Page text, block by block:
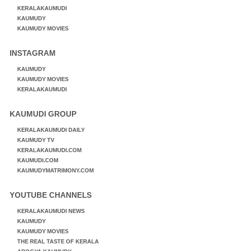
KERALAKAUMUDI
KAUMUDY
KAUMUDY MOVIES
INSTAGRAM
KAUMUDY
KAUMUDY MOVIES
KERALAKAUMUDI
KAUMUDI GROUP
KERALAKAUMUDI DAILY
KAUMUDY TV
KERALAKAUMUDI.COM
KAUMUDI.COM
KAUMUDYMATRIMONY.COM
YOUTUBE CHANNELS
KERALAKAUMUDI NEWS
KAUMUDY
KAUMUDY MOVIES
THE REAL TASTE OF KERALA